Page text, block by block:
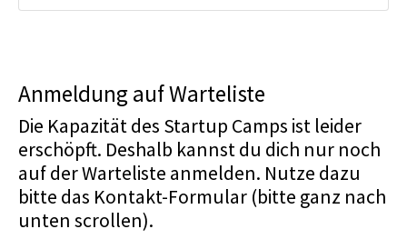
Anmeldung auf Warteliste
Die Kapazität des Startup Camps ist leider
erschöpft. Deshalb kannst du dich nur noch
auf der Warteliste anmelden. Nutze dazu
bitte das Kontakt-Formular (bitte ganz nach
unten scrollen).